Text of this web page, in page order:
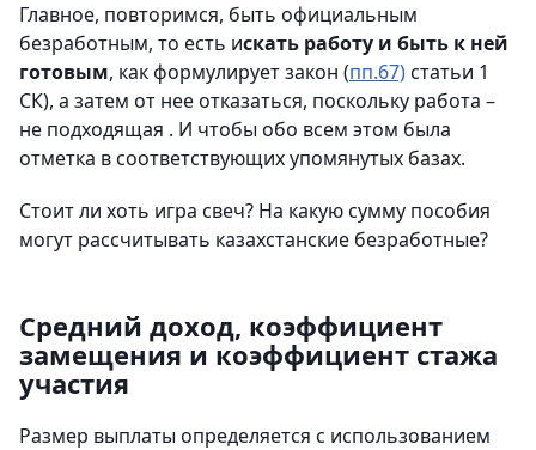
Главное, повторимся, быть официальным
безработным, то есть искать работу и быть к ней
готовым, как формулирует закон (пп.67)статьи 1
СК), а затем от нее отказаться, поскольку работа –
не подходящая . И чтобы обо всем этом была
отметка в соответствующих упомянутых базах.
Стоит ли хоть игра свеч? На какую сумму пособия
могут рассчитывать казахстанские безработные?
Средний доход, коэффициент
замещения и коэффициент стажа
участия
Размер выплаты определяется с использованием